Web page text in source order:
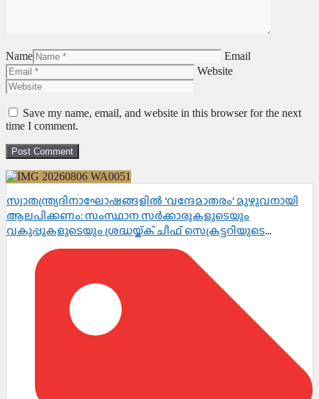
Name
Email
Website
Save my name, email, and website in this browser for the next
time I comment.
സ്വാതന്ത്ര്യദിനാഘോഷങ്ങളിൽ ‘വന്ദേമാതരം’ മുഴുവനായി
ആലപിക്കണം: സംസ്ഥാന സർക്കാരുകളുടെയും
വകുപ്പുകളുടെയും ശ്രദ്ധയ്ക്ക് ചീഫ് സെക്രട്ടറിയുടെ
നിർദ്ദേശം